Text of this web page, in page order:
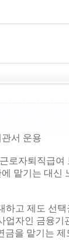
서 운용
로자퇴직급
맡기는 대신
하고 제도 선
업자인 금융기
을 맡기는 제